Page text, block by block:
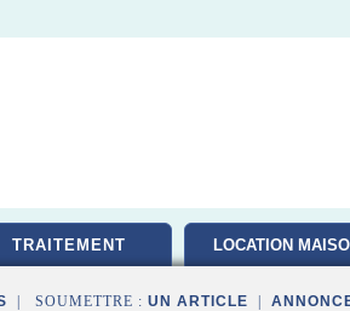
TRAITEMENT LOCATION
| SOUMETTRE : UN ARTICLE